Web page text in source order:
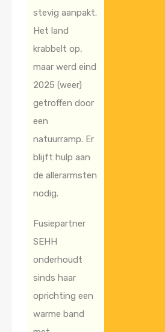
stevig aanpakt.
Het land
krabbelt op,
maar werd eind
2025 (weer)
getroffen door
een
natuurramp. Er
blijft hulp aan
de allerarmsten
nodig.
Fusiepartner
SEHH
onderhoudt
sinds haar
oprichting een
warme band